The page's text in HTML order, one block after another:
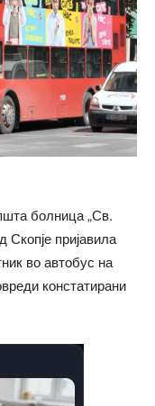
болница „Св.
пријавила
во автобус на
констатирани